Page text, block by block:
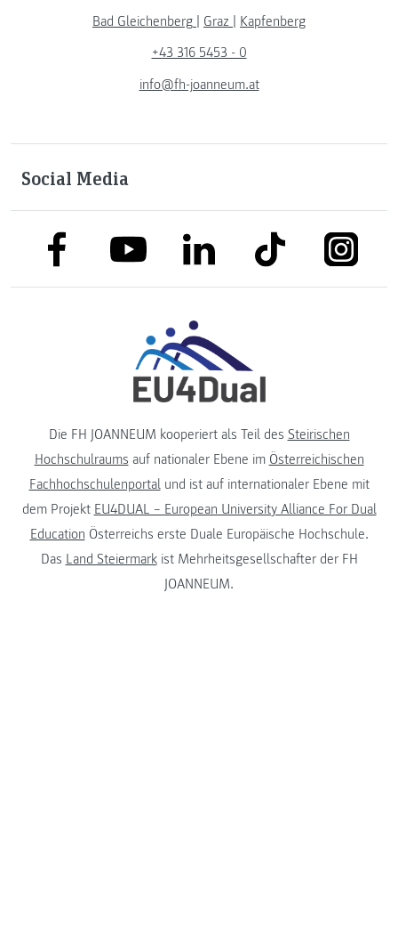
Bad Gleichenberg | Graz | Kapfenberg
+43 316 5453 - 0
info@fh-joanneum.at
Social Media
link to facebooklink to youtubelink to linkedinlink to tiktok link to
Die FH JOANNEUM kooperiert als Teil des Steirischen
Hochschulraums auf nationaler Ebene im Österreichischen
Fachhochschulenportalund ist auf internationaler Ebene mit
dem Projekt EU4DUAL – European University Alliance For Dual
Education Österreichs erste Duale Europäische Hochschule.
Das Land Steiermarkist Mehrheitsgesellschafter der FH
JOANNEUM.